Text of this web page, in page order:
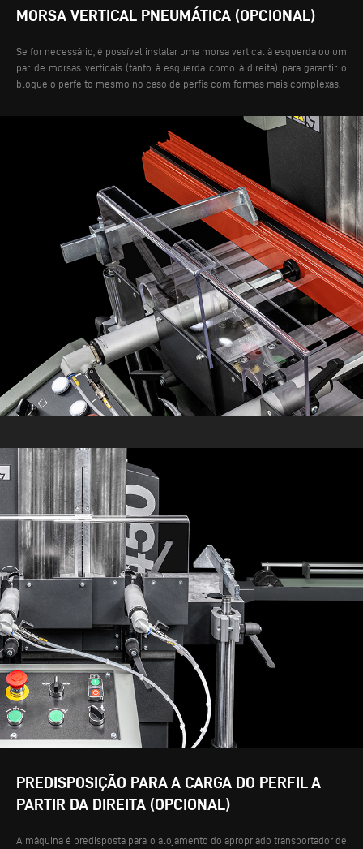
MORSA VERTICAL PNEUMÁTICA (OPCIONAL)
Se for necessário, é possível instalar uma morsa vertical à esquerda ou um
par de morsas verticais (tanto à esquerda como à direita) para garantir o
bloqueio perfeito mesmo no caso de perfis com formas mais complexas.
PREDISPOSIÇÃO PARA A CARGA DO PERFIL A
PARTIR DA DIREITA (OPCIONAL)
A máquina é predisposta para o alojamento do apropriado transportador de